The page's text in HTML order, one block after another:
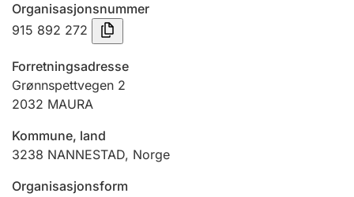
Tinglysing
Jeger
Ektepaktveileder
Organisasjonsnummer
915 892 272
Forretningsadresse
Grønnspettvegen 2
2032 MAURA
Kommune, land
3238 NANNESTAD, Norge
Organisasjonsform